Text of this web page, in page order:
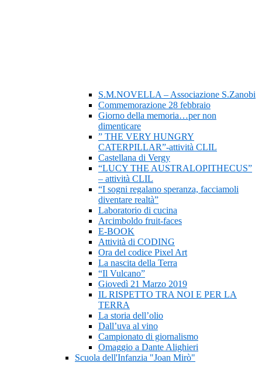
S.M.NOVELLA – Associazione S.Zanobi
Commemorazione 28 febbraio
Giorno della memoria…per non
dimenticare
” THE VERY HUNGRY
CATERPILLAR”-attività CLIL
Castellana di Vergy
“LUCY THE AUSTRALOPITHECUS”
– attività CLIL
“I sogni regalano speranza, facciamoli
diventare realtà”
Laboratorio di cucina
Arcimboldo fruit-faces
E-BOOK
Attività di CODING
Ora del codice Pixel Art
La nascita della Terra
“Il Vulcano”
Giovedì 21 Marzo 2019
IL RISPETTO TRA NOI E PER LA
TERRA
La storia dell’olio
Dall’uva al vino
Campionato di giornalismo
Omaggio a Dante Alighieri
Scuola dell'Infanzia "Joan Mirò"